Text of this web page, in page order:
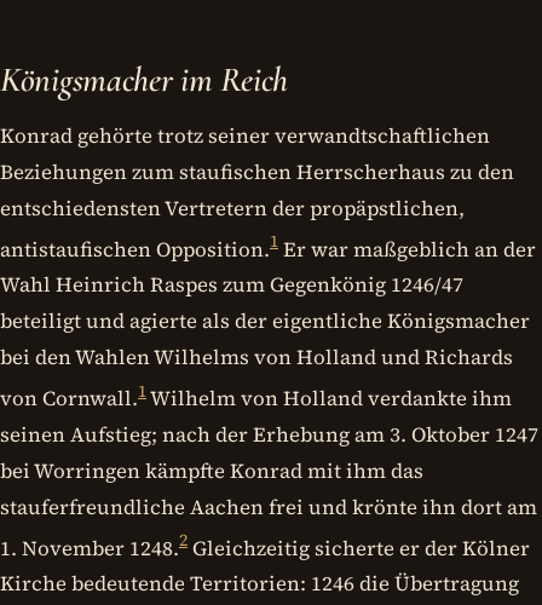
Königsmacher im Reich
Konrad gehörte trotz seiner verwandtschaftlichen
Beziehungen zum staufischen Herrscherhaus zu den
entschiedensten Vertretern der propäpstlichen,
antistaufischen Opposition.1 Er war maßgeblich an der
Wahl Heinrich Raspes zum Gegenkönig 1246/47
beteiligt und agierte als der eigentliche Königsmacher
bei den Wahlen Wilhelms von Holland und Richards
von Cornwall.1Wilhelm von Holland verdankte ihm
seinen Aufstieg; nach der Erhebung am 3. Oktober 1247
bei Worringen kämpfte Konrad mit ihm das
stauferfreundliche Aachen frei und krönte ihn dort am
1. November 1248.2 Gleichzeitig sicherte er der Kölner
Kirche bedeutende Territorien: 1246 die Übertragung